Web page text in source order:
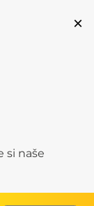
×
si naše